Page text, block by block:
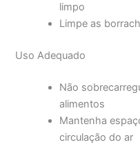
limpo
Limpe as
Uso Adequado
Não
alimentos
Mantenha
circulação do ar